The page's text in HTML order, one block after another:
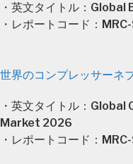
・英文タイトル：
・レポートコード：
世界のコンプレッサーネ
・英文タイトル：
Market 2026
・レポートコード：